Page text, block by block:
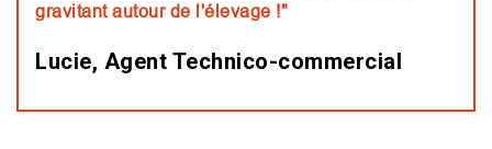
gravitant autour de l'élevage !"
Lucie, Agent Technico-commercial